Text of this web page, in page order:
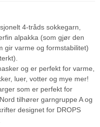
4-tråds sokkegarn,
alpakka (som gjør den
gir varme og formstabilitet)
og er perfekt for varme,
luer, votter og mye mer!
som er perfekt for
tilhører garngruppe A og
designet for DROPS